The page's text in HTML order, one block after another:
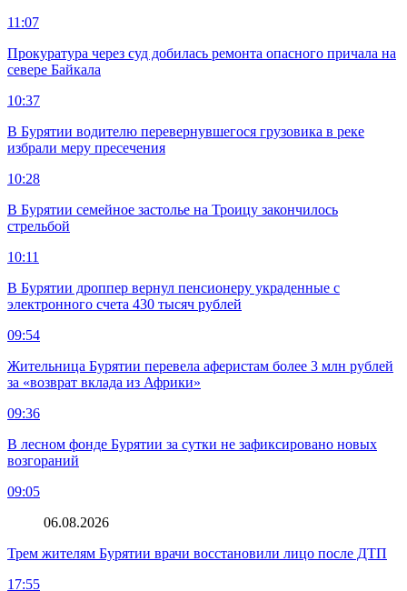
11:07
Прокуратура через суд добилась ремонта опасного причала на
севере Байкала
10:37
В Бурятии водителю перевернувшегося грузовика в реке
избрали меру пресечения
10:28
В Бурятии семейное застолье на Троицу закончилось
стрельбой
10:11
В Бурятии дроппер вернул пенсионеру украденные с
электронного счета 430 тысяч рублей
09:54
Жительница Бурятии перевела аферистам более 3 млн рублей
за «возврат вклада из Африки»
09:36
В лесном фонде Бурятии за сутки не зафиксировано новых
возгораний
09:05
06.08.2026
Трем жителям Бурятии врачи восстановили лицо после ДТП
17:55